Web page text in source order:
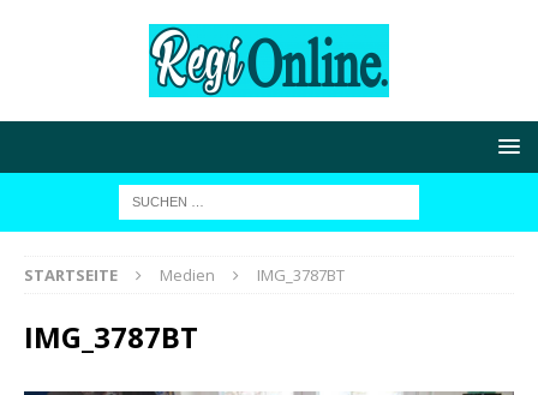
STARTSEITE Medien IMG_3787BT
IMG_3787BT